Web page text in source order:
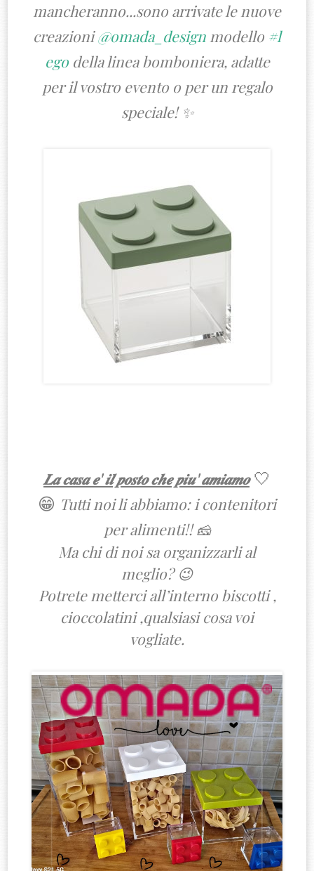
mancheranno...sono arrivate le nuove
creazioni@omada_design modello #l
egodella linea bomboniera, adatte
per il vostro evento o per un regalo
speciale! ✨
𝑳𝒂 𝒄𝒂𝒔𝒂 𝒆' 𝒊𝒍 𝒑𝒐𝒔𝒕𝒐 𝒄𝒉𝒆 𝒑𝒊𝒖' 𝒂𝒎𝒊𝒂𝒎𝒐🤍
😁 Tutti noi li abbiamo: i contenitori
per alimenti!! 🧀
Ma chi di noi sa organizzarli al
meglio? 😉
Potrete metterci all’interno biscotti ,
cioccolatini ,qualsiasi cosa voi
vogliate.